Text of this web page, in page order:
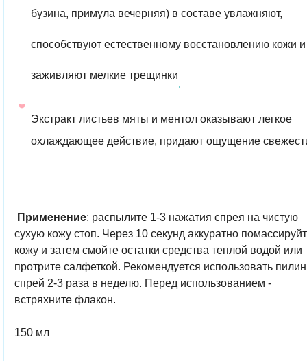
бузина, примула вечерняя) в составе увлажняют,
способствуют естественному восстановлению кожи и
заживляют мелкие трещинки.
Экстракт листьев мяты и ментол оказывают легкое
охлаждающее действие, придают ощущение
Применение: распылите 1-3 нажатия спрея на чистую
сухую кожу стоп. Через 10 секунд аккуратно
кожу и затем смойте остатки средства теплой водой или
протрите салфеткой. Рекомендуется использовать
спрей 2-3 раза в неделю. Перед использованием -
встряхните флакон.
150 мл